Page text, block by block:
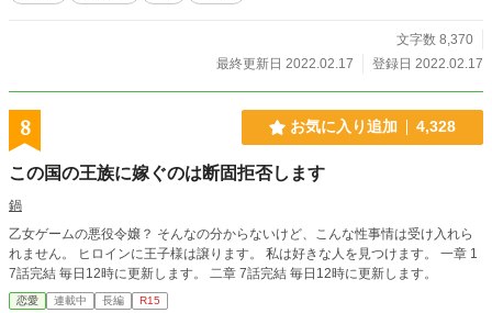
文字数 8,370
最終更新日 2022.02.17
登録日 2022.02.17
8 お気に入り追加 4,328
この国の王族に嫁ぐのは断固拒否します
鍋
乙女ゲームの悪役令嬢？ そんなの分からないけど、こんな性事情は受け入れら
れません。 ヒロインに王子様は譲ります。 私は好きな人を見つけます。 一章 1
7話完結 毎日12時に更新します。 二章 7話完結 毎日12時に更新します。
恋愛 連載中 長編 R15